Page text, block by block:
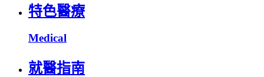
特色醫療
Medical
就醫指南